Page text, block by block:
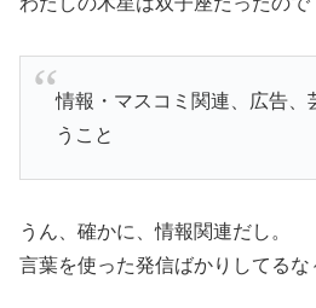
情報・マスコミ関連、広告、
うこと
うん、確かに、情報関連だし。
言葉を使った発信ばかりしてるな